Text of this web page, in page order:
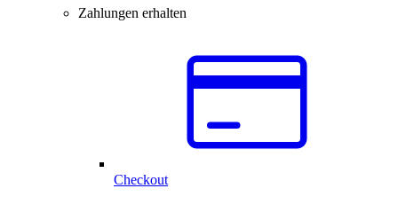
Zahlungen erhalten
Checkout